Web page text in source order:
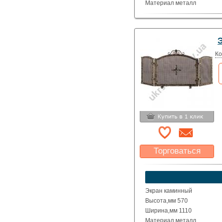
Материал металл
Цвет чёрно-серебристый
Торговаться
Какая цена Вас
устроит?
Указать цену
Экран каминный
Высота,мм 570
Ширина,мм 1110
Материал металл